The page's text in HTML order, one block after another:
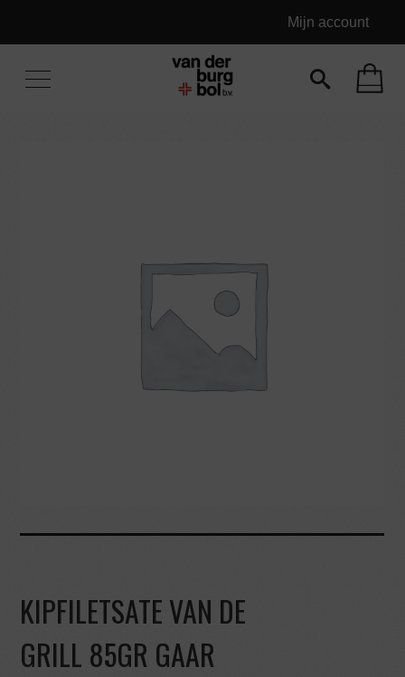
Mijn account
KIPFILETSATE VAN DE
GRILL 85GR GAAR